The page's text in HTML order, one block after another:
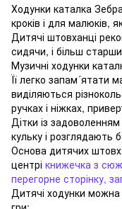
Ходунки каталка
кроків і для малюків,
Дитячі штовханці
сидячи, і більш
Музичні ходунки
Її легко запам´ятати
виділяються
ручках і ніжках,
Дітки із
кульку і розглядають
Основа дитячих
центрі книжечка з
перегорне сторінку,
Дитячі ходунки